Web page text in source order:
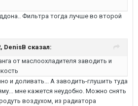
Фильтра тогда лучше во второй
DenisB сказал:
от маслоохладителя заводить и
и доливать... А заводить-глушить туда
мне кажется неудобно. Можно снять
воздухом, из радиатора